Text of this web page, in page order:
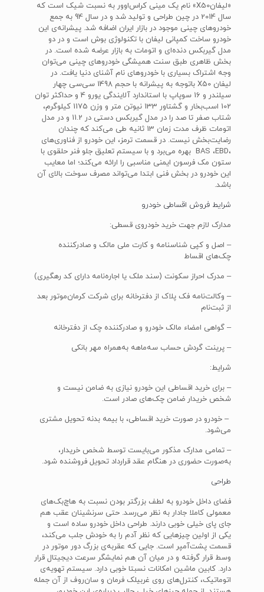
«لیفانX50»‌ نام یک مینی کراس‌اوور به نسبت شیک است که
سال 2014 در چین طراحی و تولید شد و در سال 94 به جمع
خودروهای چینی موجود در بازار ایران اضافه شد. پیشرانه‌ی این
خودرو ساخت کمپانی لیفان با تکنولوژی بوش است و در دو
مدل گیربکس دنده‌ای و اتومات به بازار عرضه شده است. در
بخش ظاهری طبق سنت همیشگی خودرو‌های چینی می‌توان
وجه اشتراک بسیاری با خودرو‌های نام آشنای دنیا یافت. در
لیفان ‌X50‌ با‌توجه به پیشرانه با حجم 1498 سی‌سی چهار
سیلندر و 16 سوپاپ با استاندارد آلایندگی یورو 4 و حداکثر توان
102 اسب‌بخار و گشتاور 133 نیوتن متر و وزن 1175 کیلوگرم،
شتاب صفر تا صد را در مدل گیربکس دستی در 11.2 و در مدل
اتومات ظرف مدت زمان 13 ثانیه طی می‌کند که چندان
رضایت‌بخش نیست. در قسمت ترمز، این خودرو از فناوری‌های
،‌BAS ،‌EBD ‌بهره می‌برد و با سیستم تعلیق جلو فنر حلقوی با
ستون مک فرسون ایمنی مناسبی را ارائه می‌کند؛ اما معایب
این خودرو در بخش فنی ابتدا می‌تواند مصرف سوخت بالای آن
باشد.
شرایط فروش اقساطی خودرو
مدارک لازم جهت خرید خودروی قسطی:
– اصل و کپی شناسنامه و کارت ملی مالک و صادرکننده
چک‌های اقساط
– مدرک احراز سکونت (سند ملک یا اجاره‌نامه دارای کد رهگیری)
– وکالت‌نامه فک پلاک از دفترخانه برای شرکت کرمان‌موتور بعد
از ثبت‌نام
– گواهی امضاء مالک خودرو و صادرکننده چک از دفترخانه
– پرینت گردش حساب سه‌ماهه به‌همراه مهر بانکی
شرایط:
– برای خرید اقساطی این خودرو نیازی به ضامن نیست و
شخص خریدار ضامن چک‌های صادر است.
– خودرو در صورت خرید اقساطی، با بیمه بدنه تحویل مشتری
می‌شود.
– تمامی مدارک مذکور می‌بایست توسط شخص خریدار،
به‌صورت حضوری در هنگام عقد قرارداد تحویل فروشنده شود.
طراحی
فضای داخل خودرو به لطف بزرگتر بودن نسبت به هاچ‌بک‌های
معمولی کاملا جادار به نظر می‌رسد. حتی سرنشینان عقب هم
جای پای خیلی خوبی دارند. طراحی داخل خودرو ساده است و
یکی از اولین چیزهایی که نظر آدم را به خودش جلب می‌کند،
قسمت پشت‌آمپر است. جایی که عقربه‌ی بزرگ دور موتور در
وسط قرار گرفته و در میان آن هم نمایشگر سرعت دیجیتال قرار
دارد. کابین ماشین امکانات نسبتا خوبی دارد. سیستم تهویه‌ی
اتوماتیک، کنترل‌های روی غربیلک فرمان و سان‌روف از آن جمله